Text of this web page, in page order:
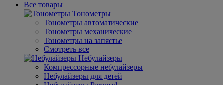
Все товары
Тонометры
Тонометры автоматические
Тонометры механические
Тонометры на запястье
Смотреть все
Небулайзеры
Компрессорные небулайзеры
Небулайзеры для детей